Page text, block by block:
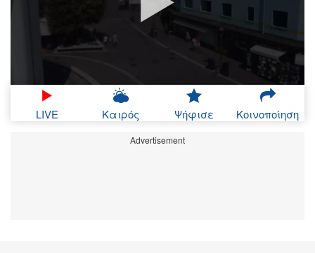
LIVE Καιρός Ψήφισε Κοινοποίηση
Advertisement